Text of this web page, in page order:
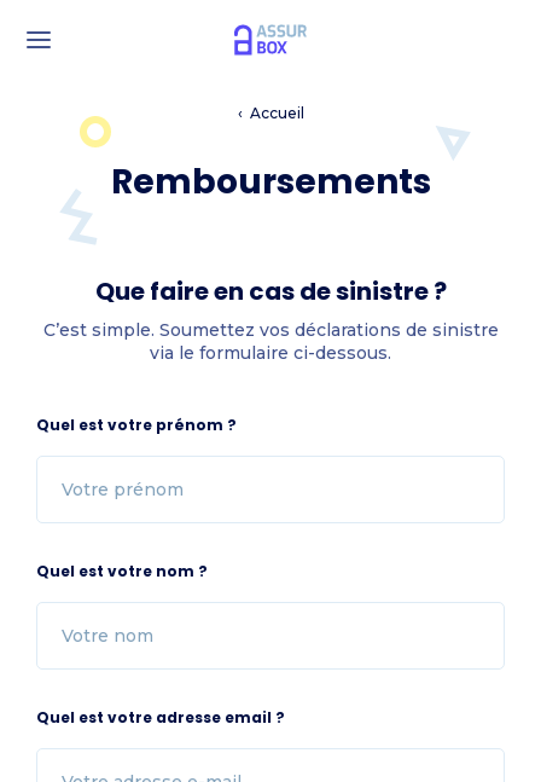
Accueil
Remboursements
Que faire en cas de sinistre ?
C’est simple. Soumettez vos déclarations de sinistre
via le formulaire ci-dessous.
Quel est votre prénom ?
Quel est votre nom ?
Quel est votre adresse email ?